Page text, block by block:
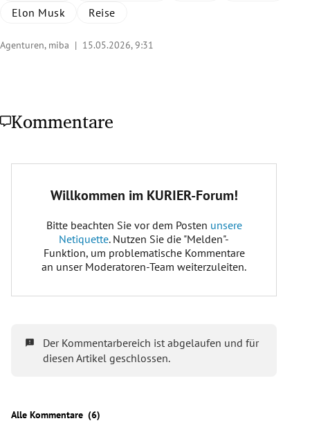
Elon Musk
Reise
Agenturen, miba | 15.05.2026, 9:31
Kommentare